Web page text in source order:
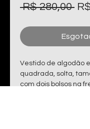
R$ 280,00
Vestido de algodão
quadrada, solta,
com dois bolsos na